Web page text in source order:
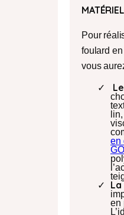
Pour
foulard
vous
en
en